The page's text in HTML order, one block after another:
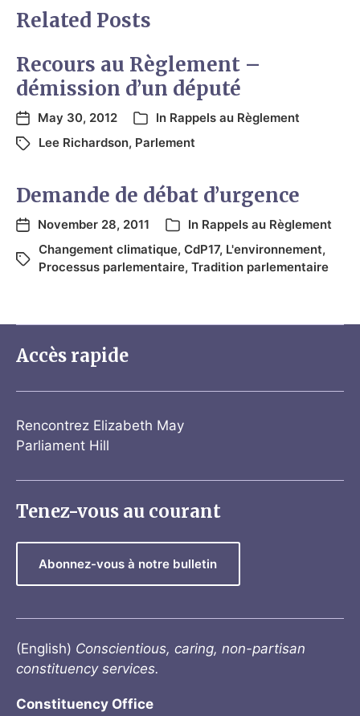
Related Posts
Recours au Règlement –
démission d’un député
May 30, 2012 In Rappels au Règlement
Lee Richardson, Parlement
Demande de débat d’urgence
November 28, 2011 In Rappels au Règlement
Changement climatique, CdP17, L'environnement,
Processus parlementaire, Tradition parlementaire
Accès rapide
Rencontrez Elizabeth May
Parliament Hill
Tenez-vous au courant
Abonnez-vous à notre bulletin
(English) Conscientious, caring, non-partisan
constituency services.
Constituency Office